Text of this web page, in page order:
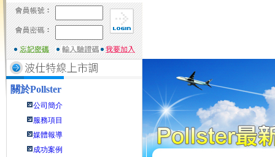
關於Pollster
公司簡介
服務項目
媒體報導
成功案例